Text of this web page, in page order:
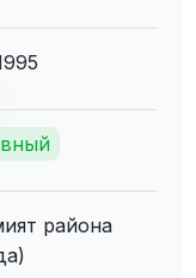
района